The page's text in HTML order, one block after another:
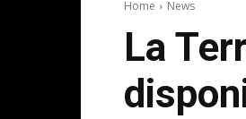
Home News
La